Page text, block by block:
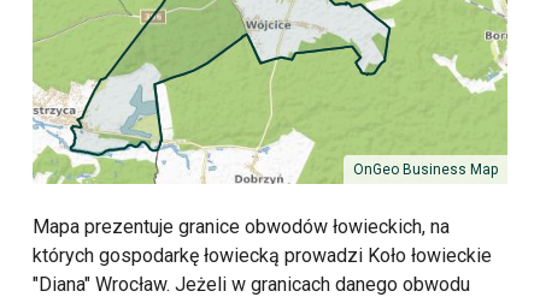
OnGeo Business Map
Mapa prezentuje granice obwodów łowieckich, na
których gospodarkę łowiecką prowadzi Koło łowieckie
"Diana" Wrocław. Jeżeli w granicach danego obwodu